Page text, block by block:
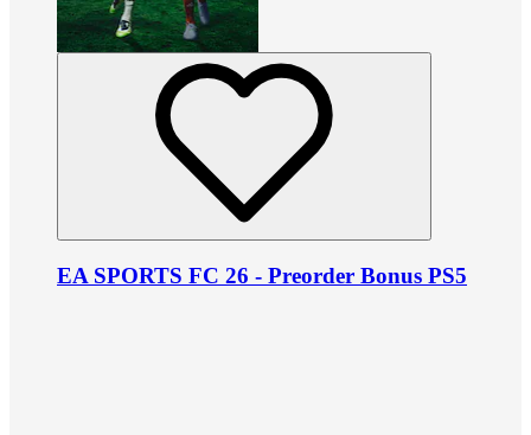
EA SPORTS FC 26 - Preorder Bonus PS5